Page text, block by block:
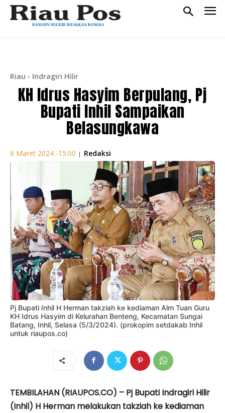
Riau Indragiri Hilir
KH Idrus Hasyim Berpulang, Pj
Bupati Inhil Sampaikan
Belasungkawa
6 Maret 2024 -15:00 | Redaksi
Pj Bupati Inhil H Herman takziah ke kediaman Alm Tuan Guru
KH Idrus Hasyim di Kelurahan Benteng, Kecamatan Sungai
Batang, Inhil, Selasa (5/3/2024). (prokopim setdakab Inhil
untuk riaupos.co)
TEMBILAHAN (RIAUPOS.CO) – Pj Bupati Indragiri Hilir
(Inhil) H Herman melakukan takziah ke kediaman